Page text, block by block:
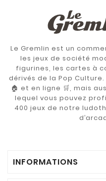
Le Gremlin est un
les jeux de société
figurines, les cartes à
dérivés de la Pop
🏠 et en ligne 🛒, mais
lequel vous pouvez
400 jeux de notre
INFORMATIONS